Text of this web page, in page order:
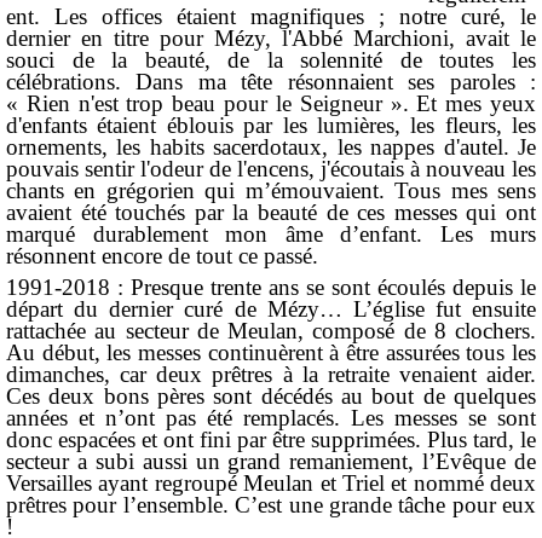
ent. Les offices étaient magnifiques ; notre curé, le
dernier en titre pour Mézy, l'Abbé Marchioni, avait le
souci de la beauté, de la solennité de toutes les
célébrations. Dans ma tête résonnaient ses paroles :
« Rien n'est trop beau pour le Seigneur ». Et mes yeux
d'enfants étaient éblouis par les lumières, les fleurs, les
ornements, les habits sacerdotaux, les nappes d'autel. Je
pouvais sentir l'odeur de l'encens, j'écoutais à nouveau les
chants en grégorien qui m’émouvaient. Tous mes sens
avaient été touchés par la beauté de ces messes qui ont
marqué durablement mon âme d’enfant. Les murs
résonnent encore de tout ce passé.
1991-2018 : Presque trente ans se sont écoulés depuis le
départ du dernier curé de Mézy… L’église fut ensuite
rattachée au secteur de Meulan, composé de 8 clochers.
Au début, les messes continuèrent à être assurées tous les
dimanches, car deux prêtres à la retraite venaient aider.
Ces deux bons pères sont décédés au bout de quelques
années et n’ont pas été remplacés. Les messes se sont
donc espacées et ont fini par être supprimées. Plus tard, le
secteur a subi aussi un grand remaniement, l’Evêque de
Versailles ayant regroupé Meulan et Triel et nommé deux
prêtres pour l’ensemble. C’est une grande tâche pour eux
!